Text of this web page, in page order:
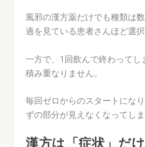
風邪の漢方薬だけでも種類は
過を見ている患者さんほど選
一方で、1回飲んで終わって
積み重なりません。
毎回ゼロからのスタートにな
ずの部分が見えなくなってしま
漢方は「症状」だ